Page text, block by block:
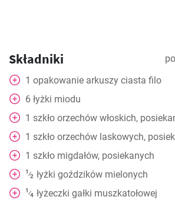
Składniki
1 opakowanie arkuszy ciasta filo
6 łyżki miodu
1 szkło orzechów włoskich,
1 szkło orzechów laskowych,
1 szkło migdałów, posiekanych
1⁄2 łyżki goździków mielonych
1⁄4 łyżeczki gałki muszkatołowej